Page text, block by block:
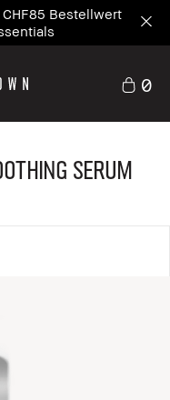
Bestellwert
0
Serum